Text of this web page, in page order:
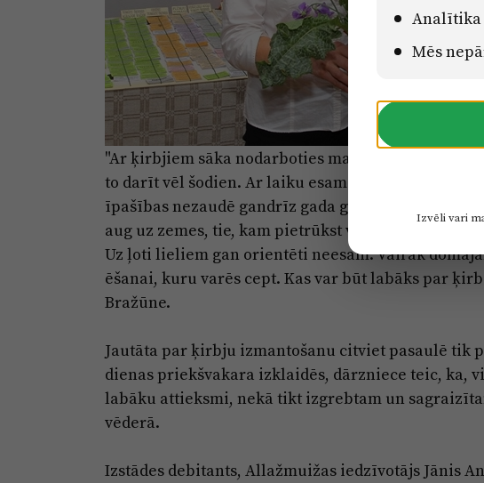
"Ar ķirbjiem sāka nodarboties mans jaunākais
to darīt vēl šodien. Ar laiku esam kļuvuši "atkarīgi"
īpašības nezaudē gandrīz gada garumā.
aug uz zemes, tie, kam pietrūkst vietas, var augt
Uz ļoti lieliem gan orientēti neesam. Vairāk
ēšanai, kuru varēs cept. Kas var būt labāks par
Bražūne.
Jautāta par ķirbju izmantošanu citviet pasaulē tik
dienas priekšvakara izklaidēs, dārzniece teic, ka,
labāku attieksmi, nekā tikt izgrebtam un
vēderā.
Izstādes debitants, Allažmuižas iedzīvotājs Jānis
Analītika
Mēs
Izvēli vari